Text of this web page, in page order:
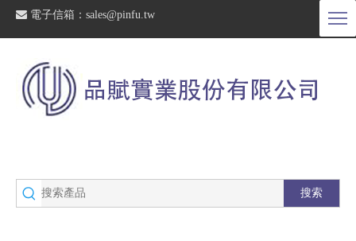
 電子信箱： sales@pinfu.tw
搜索